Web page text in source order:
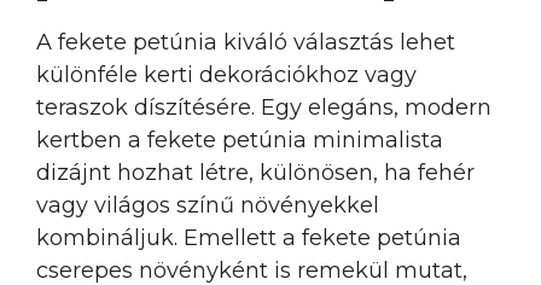
A fekete petúnia kiváló választás lehet
különféle kerti dekorációkhoz vagy
teraszok díszítésére. Egy elegáns, modern
kertben a fekete petúnia minimalista
dizájnt hozhat létre, különösen, ha fehér
vagy világos színű növényekkel
kombináljuk. Emellett a fekete petúnia
cserepes növényként is remekül mutat,